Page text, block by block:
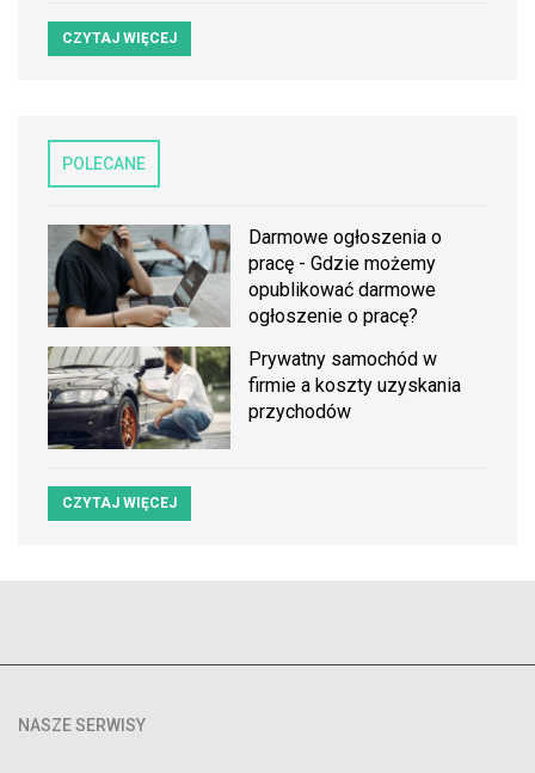
CZYTAJ WIĘCEJ
POLECANE
Darmowe ogłoszenia o
pracę - Gdzie możemy
opublikować darmowe
ogłoszenie o pracę?
Prywatny samochód w
firmie a koszty uzyskania
przychodów
CZYTAJ WIĘCEJ
NASZE SERWISY